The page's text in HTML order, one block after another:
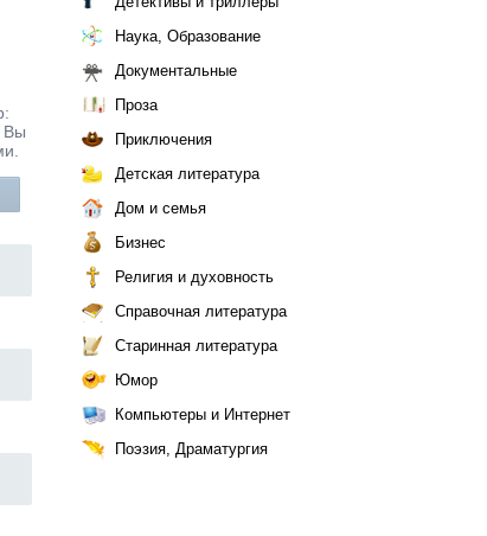
Вы
Наука, Образование
Документальные
Проза
Приключения
Детская литература
Дом и семья
Бизнес
Религия и духовность
Справочная литература
Старинная литература
Юмор
Компьютеры и Интернет
Поэзия, Драматургия